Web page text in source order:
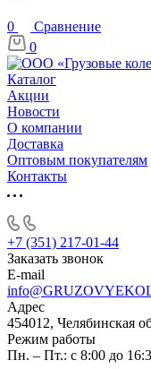
0
Сравнение
0
Каталог
Акции
Новости
О компании
Доставка
Оптовым покупателям
Контакты
+7 (351) 217-01-44
Заказать звонок
E-mail
Адрес
454012, Челябинская
Режим работы
Пн. – Пт.: с 8:00 до